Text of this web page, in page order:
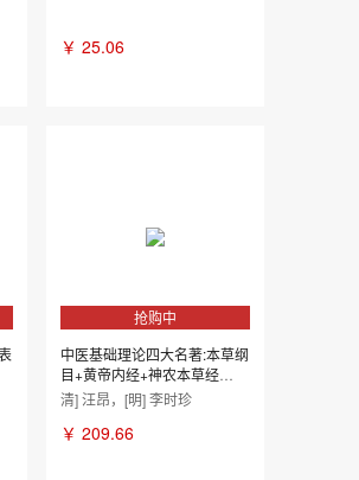
￥ 25.06
抢购中
中医基础理论四大名著:本草纲
目+黄帝内经+神农本草经
+汤...
清] 汪昂，[明] 李时珍
￥ 209.66